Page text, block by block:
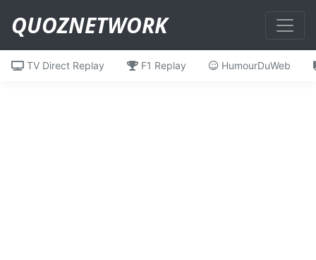
QUOZNETWORK
TV Direct Replay F1 Replay HumourDuWeb